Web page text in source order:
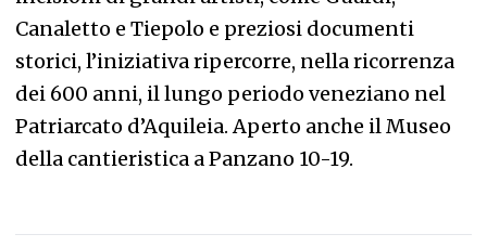
Canaletto e Tiepolo e preziosi documenti
storici, l’iniziativa ripercorre, nella ricorrenza
dei 600 anni, il lungo periodo veneziano nel
Patriarcato d’Aquileia. Aperto anche il Museo
della cantieristica a Panzano 10-19.